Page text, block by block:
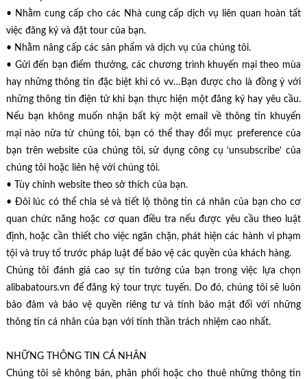
• Nhằm cung cấp cho các Nhà cung cấp dịch vụ liên quan hoàn tất
việc đăng ký và đặt tour của bạn.
• Nhằm nâng cấp các sản phẩm và dịch vụ của chúng tôi.
• Gửi đến bạn điểm thưởng, các chương trình khuyến mại theo mùa
hay những thông tin đặc biệt khi có vv…Bạn được cho là đồng ý với
những thông tin điện tử khi bạn thực hiện một đăng ký hay yêu cầu.
Nếu bạn không muốn nhận bất kỳ một email về thông tin khuyến
mại nào nữa từ chúng tôi, bạn có thể thay đổi mục preference của
bạn trên website của chúng tôi, sử dụng công cụ ‘unsubscribe’ của
chúng tôi hoặc liên hệ với chúng tôi.
• Tùy chỉnh website theo sở thích của bạn.
• Đôi lúc có thể chia sẻ và tiết lộ thông tin cá nhân của bạn cho cơ
quan chức năng hoặc cơ quan điều tra nếu được yêu cầu theo luật
định, hoặc cần thiết cho việc ngăn chặn, phát hiện các hành vi phạm
tội và truy tố trước pháp luật để bảo vệ các quyền của khách hàng.
Chúng tôi đánh giá cao sự tin tưởng của bạn trong việc lựa chọn
alibabatours.vn để đăng ký tour trực tuyến. Do đó, chúng tôi sẽ luôn
bảo đảm và bảo vệ quyền riêng tư và tính bảo mật đối với những
thông tin cá nhân của bạn với tinh thần trách nhiệm cao nhất.
NHỮNG THÔNG TIN CÁ NHÂN
Chúng tôi sẽ không bán, phân phối hoặc cho thuê những thông tin